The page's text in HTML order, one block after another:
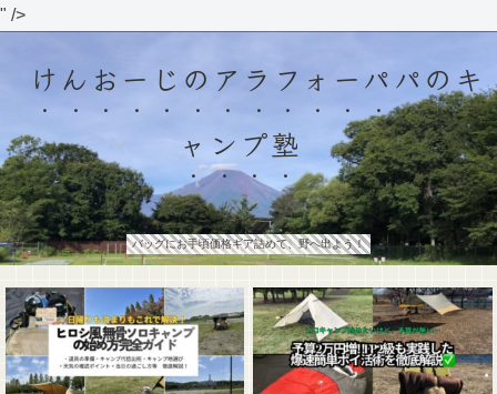
" />
けんおーじのアラフォーパパのキ
ャンプ塾
バッグにお手頃価格ギア詰めて、野へ出よう！